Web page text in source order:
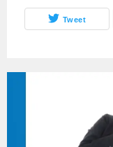
Tweet